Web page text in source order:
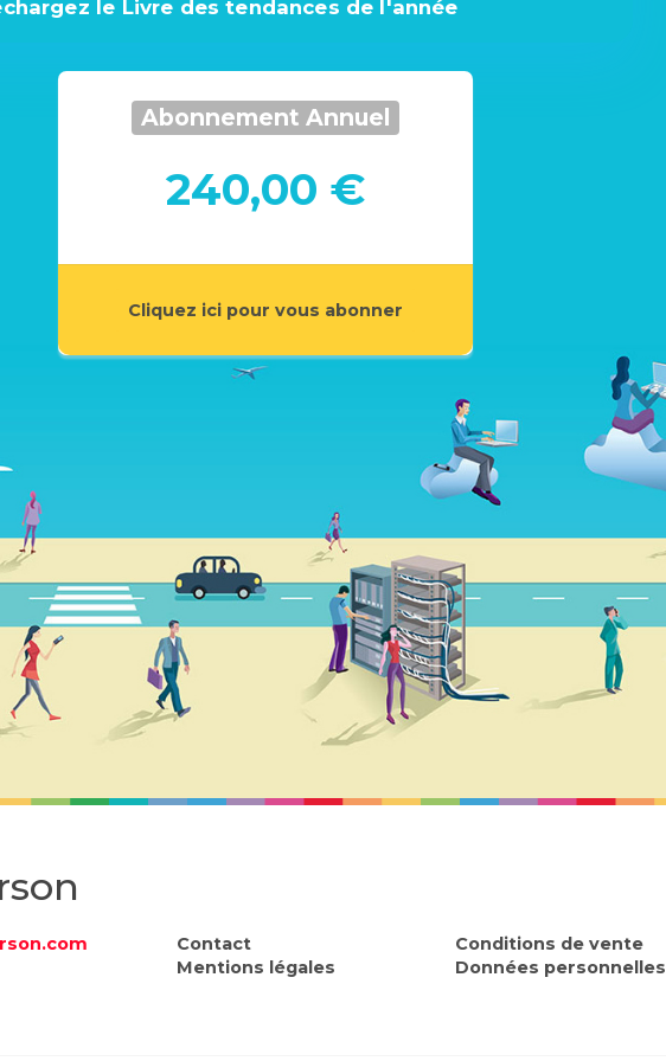
le Livre des tendances de l'année
Abonnement Annuel
240,00 €
Cliquez ici pour vous abonner
Contact
Mentions légales
Conditions de vente
Données personnelles